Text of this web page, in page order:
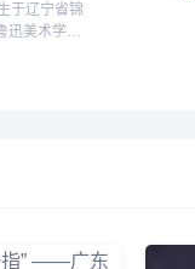
苗寨风情》
品奖...
于辽宁省锦
迅美术学院